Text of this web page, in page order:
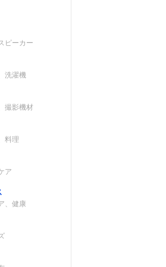
ピーカー
洗濯機
撮影機材
料理
ア
、健康